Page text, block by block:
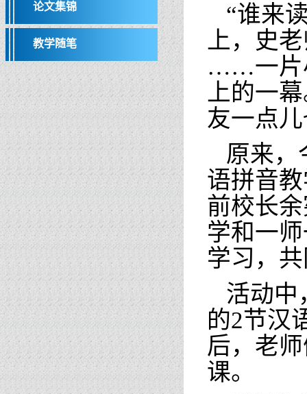
论文集锦
教学随笔
“谁来
上，史
……一片
上的一
友一点
原来，
语拼音
前校长
学和一
学习，
活动中
的2节汉
后，老
课。